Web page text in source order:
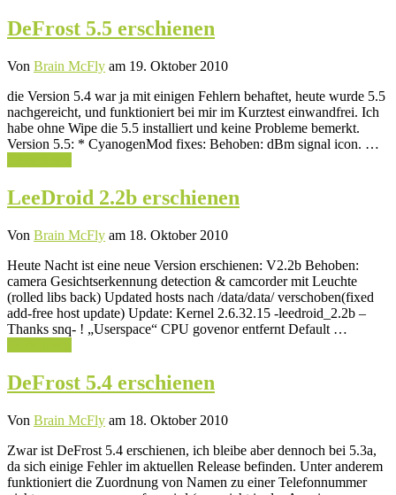
DeFrost 5.5 erschienen
Von Brain McFly am 19. Oktober 2010
die Version 5.4 war ja mit einigen Fehlern behaftet, heute wurde 5.5
nachgereicht, und funktioniert bei mir im Kurztest einwandfrei. Ich
habe ohne Wipe die 5.5 installiert und keine Probleme bemerkt.
Version 5.5: * CyanogenMod fixes: Behoben: dBm signal icon. …
LeeDroid 2.2b erschienen
Von Brain McFly am 18. Oktober 2010
Heute Nacht ist eine neue Version erschienen: V2.2b Behoben:
camera Gesichtserkennung detection & camcorder mit Leuchte
(rolled libs back) Updated hosts nach /data/data/ verschoben(fixed
add-free host update) Update: Kernel 2.6.32.15 -leedroid_2.2b –
Thanks snq- ! „Userspace“ CPU govenor entfernt Default …
DeFrost 5.4 erschienen
Von Brain McFly am 18. Oktober 2010
Zwar ist DeFrost 5.4 erschienen, ich bleibe aber dennoch bei 5.3a,
da sich einige Fehler im aktuellen Release befinden. Unter anderem
funktioniert die Zuordnung von Namen zu einer Telefonnummer